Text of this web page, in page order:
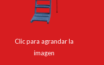
Clic para agrandar la
imagen